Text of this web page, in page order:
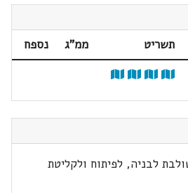
תשריט ממ"ג
נספח
לבניה, לפיתוח ולקליטת